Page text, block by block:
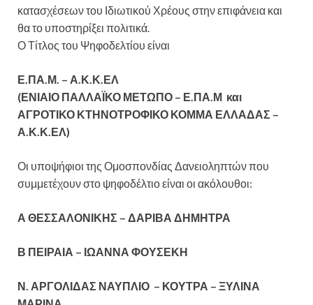
κατασχέσεων του Ιδιωτικού Χρέους στην επιφάνεια και
θα το υποστηρίξει πολιτικά.
Ο Τίτλος του Ψηφοδελτίου είναι
Ε.ΠΑ.Μ. – Α.Κ.Κ.ΕΛ
(ΕΝΙΑΙΟ ΠΑΛΛΑΪΚΟ ΜΕΤΩΠΟ – Ε.ΠΑ.Μ και
ΑΓΡΟΤΙΚΟ ΚΤΗΝΟΤΡΟΦΙΚΟ ΚΟΜΜΑ ΕΛΛΑΔΑΣ –
Α.Κ.Κ.ΕΛ)
Οι υποψήφιοι της Ομοσπονδίας Δανειοληπτών που
συμμετέχουν στο ψηφοδέλτιο είναι οι ακόλουθοι:
Α ΘΕΣΣΑΛΟΝΙΚΗΣ – ΔΑΡΙΒΑ ΔΗΜΗΤΡΑ
Β ΠΕΙΡΑΙΑ – ΙΩΑΝΝΑ ΦΟΥΣΕΚΗ
Ν. ΑΡΓΟΛΙΔΑΣ ΝΑΥΠΛΙΟ – ΚΟΥΤΡΑ – ΞΥΛΙΝΑ